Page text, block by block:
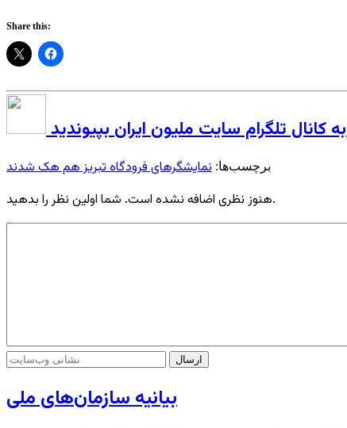
Share this:
به کانال تلگرام سایت ملیون ایران بپیوندید
برچسب‌ها: نمایشگرهای فرودگاه تبریز هم هک شدند
هنوز نظری اضافه نشده است. شما اولین نظر را بدهید.
بیانیه سازمان‌های ملی